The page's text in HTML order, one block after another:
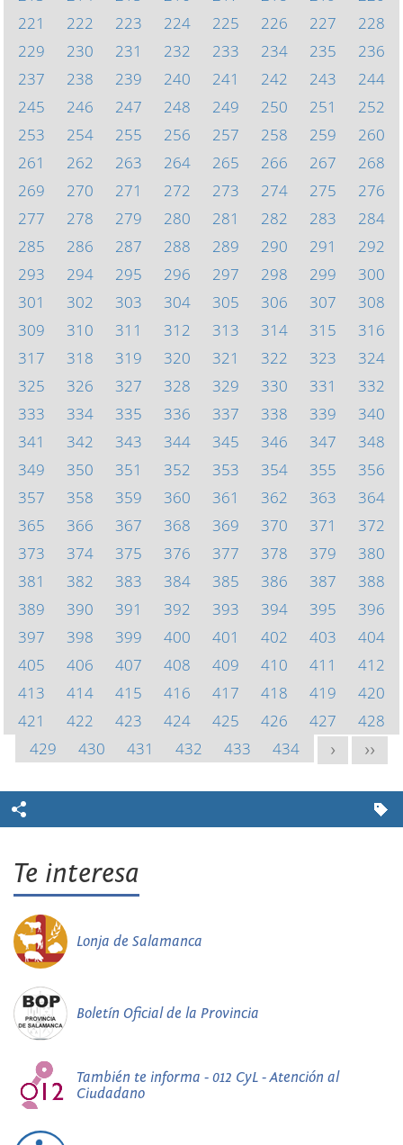
221
222 223 224 225 226 227
228
229
230 231 232 233 234 235
236
237
238 239 240 241 242 243
244
245
246 247 248 249 250 251
252
253
254 255 256 257 258 259
260
261
262 263 264 265 266 267
268
269
270 271 272 273 274 275
276
277
278 279 280 281 282 283
284
285
286 287 288 289 290 291
292
293
294 295 296 297 298 299
300
301
302 303 304 305 306 307
308
309
310 311 312 313 314 315
316
317
318 319 320 321 322 323
324
325
326 327 328 329 330 331
332
333
334 335 336 337 338 339
340
341
342 343 344 345 346 347
348
349
350 351 352 353 354 355
356
357
358 359 360 361 362 363
364
365
366 367 368 369 370 371
372
373
374 375 376 377 378 379
380
381
382 383 384 385 386 387
388
389
390 391 392 393 394 395
396
397
398 399 400 401 402 403
404
405
406 407 408 409 410 411
412
413
414 415 416 417 418 419
420
421
422 423 424 425 426 427
428
429
430 431 432 433 434 > >>
Te interesa
Lonja de Salamanca
Boletín Oficial de la Provincia
También te informa - 012 CyL - Atención al
Ciudadano